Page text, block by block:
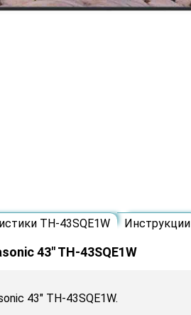
TH-43SQE1W Инструкции
43" TH-43SQE1W
43" TH-43SQE1W.